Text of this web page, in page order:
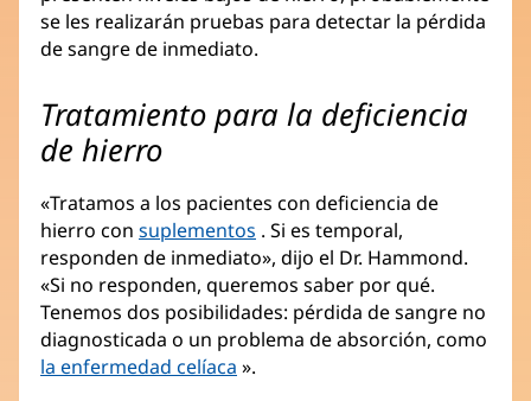
se les realizarán pruebas para detectar la pérdida
de sangre de inmediato.
Tratamiento para la deficiencia
de hierro
«Tratamos a los pacientes con deficiencia de
hierro con suplementos . Si es temporal,
responden de inmediato», dijo el Dr. Hammond.
«Si no responden, queremos saber por qué.
Tenemos dos posibilidades: pérdida de sangre no
diagnosticada o un problema de absorción, como
la enfermedad celíaca ».